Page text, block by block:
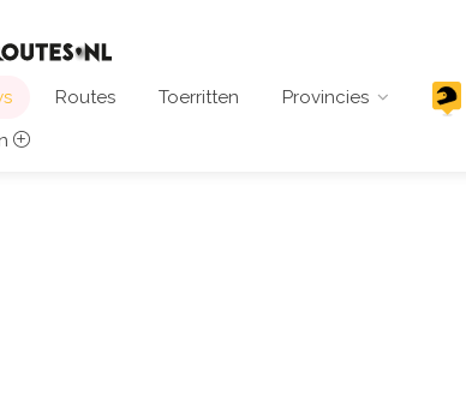
Routes Toerritten Provincies